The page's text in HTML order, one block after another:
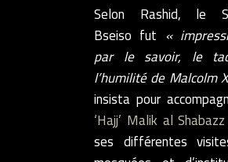
Selon Rashid, le
Bseiso fut «
par le savoir, le
l’humilité de Malcolm
insista pour
‘Hajj’ Malik al Shabazz
ses différentes